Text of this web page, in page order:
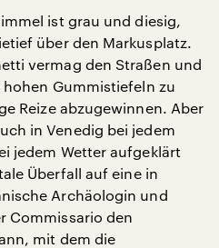
ist grau und diesig,
über den Markusplatz.
vermag den Straßen und
Gummistiefeln zu
Reize abzugewinnen. Aber
in Venedig bei jedem
jedem Wetter aufgeklärt
Überfall auf eine in
Archäologin und
Commissario den
mit dem die